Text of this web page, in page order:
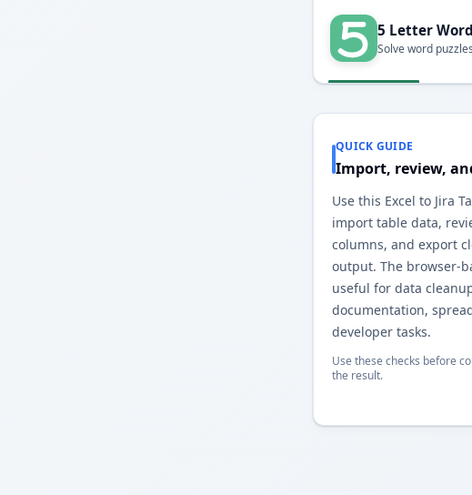
5 Letter
Solve word
QUICK GUIDE
Import, review,
Use this Excel to Jira
import table data,
columns, and export
output. The browser-
useful for data
documentation,
developer tasks.
Use these checks before
the result.